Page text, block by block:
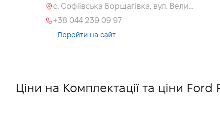
с. Софіївська Борщагівка, вул. Велика Кільцева, 60а
+38 044 239 09 97
Перейти на сайт
Ціни на Комплектації та ціни Ford